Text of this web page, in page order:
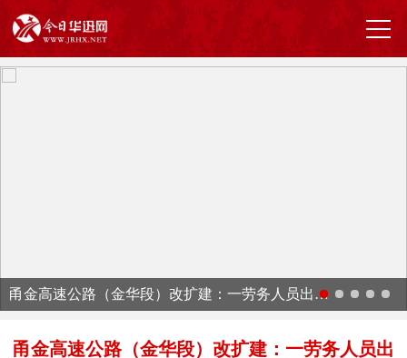
甬金高速公路（金华段）改扩建：一劳务人员出安全事故谁负责
甬金高速公路（金华段）改扩建：一劳务人员出